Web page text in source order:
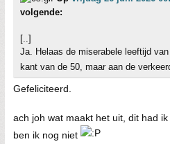
volgende:
[..]
Ja. Helaas de miserabele leeftijd
kant van de 50, maar aan de
Gefeliciteerd.
ach joh wat maakt het uit, dit had
ben ik nog niet